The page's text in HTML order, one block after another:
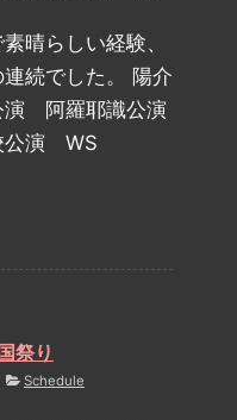
晴らしい経験、
続でした。 陽介
演 阿羅耶識公演
公演 WS
祭り
Schedule